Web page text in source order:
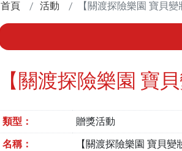
首頁 活動 【關渡探險樂園 寶貝
【關渡探險樂園 寶
類型： 贈獎活動
名稱： 【關渡探險樂園 寶貝